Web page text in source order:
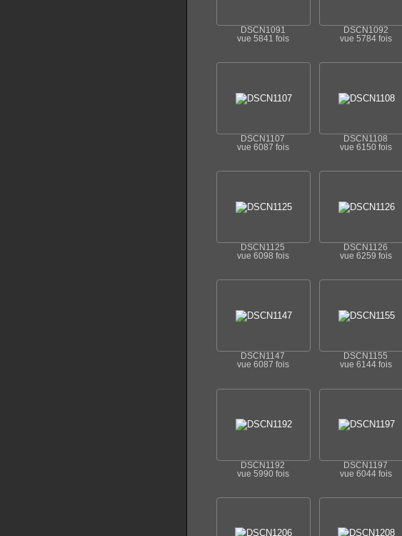
DSCN1091
vue 5841 fois
DSCN1092
vue 5784 fois
DSCN1107
vue 6087 fois
DSCN1108
vue 6150 fois
DSCN1125
vue 6098 fois
DSCN1126
vue 6259 fois
DSCN1147
vue 6087 fois
DSCN1155
vue 6144 fois
DSCN1192
vue 5990 fois
DSCN1197
vue 6044 fois